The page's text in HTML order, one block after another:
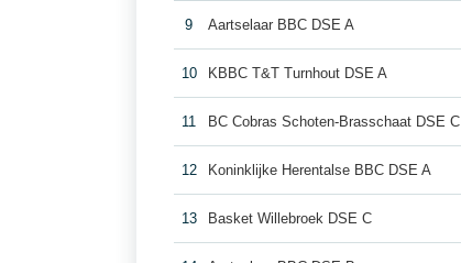
9 Aartselaar BBC DSE A
10 KBBC T&T Turnhout DSE A
11 BC Cobras Schoten-Brasschaat DSE C
12 Koninklijke Herentalse BBC DSE A
13 Basket Willebroek DSE C